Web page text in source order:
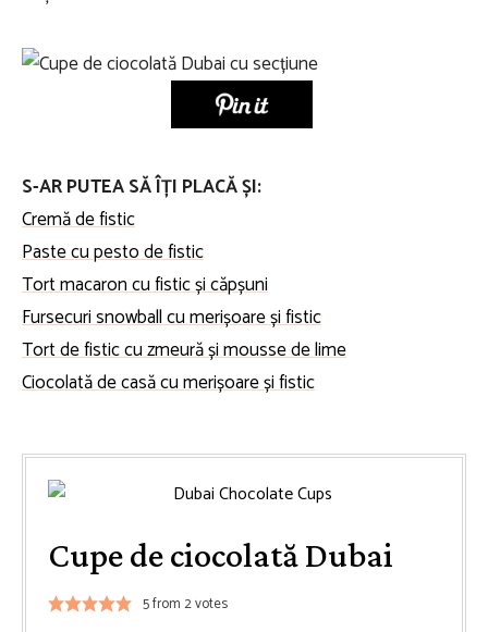
S-AR PUTEA SĂ ÎȚI PLACĂ ȘI:
Cremă de fistic
Paste cu pesto de fistic
Tort macaron cu fistic și căpșuni
Fursecuri snowball cu merișoare și fistic
Tort de fistic cu zmeură și mousse de lime
Ciocolată de casă cu merișoare și fistic
Cupe de ciocolată Dubai
5from 2votes